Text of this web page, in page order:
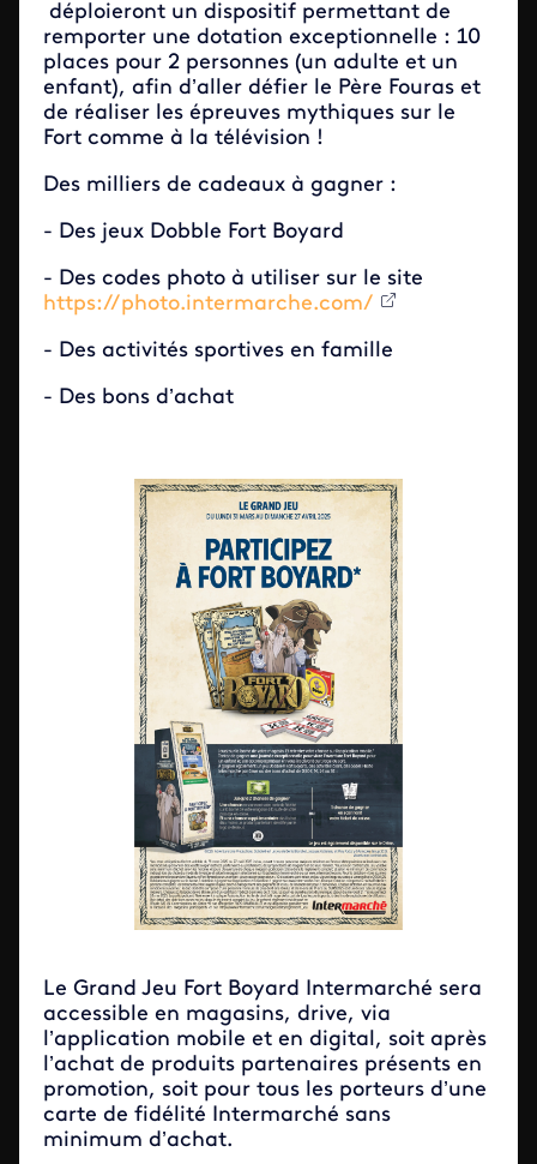
déploieront un dispositif permettant de
remporter une dotation exceptionnelle : 10
places pour 2 personnes (un adulte et un
enfant), afin d’aller défier le Père Fouras et
de réaliser les épreuves mythiques sur le
Fort comme à la télévision !
Des milliers de cadeaux à gagner :
- Des jeux Dobble Fort Boyard
- Des codes photo à utiliser sur le site
https://photo.intermarche.com/
- Des activités sportives en famille
- Des bons d’achat
Le Grand Jeu Fort Boyard Intermarché sera
accessible en magasins, drive, via
l’application mobile et en digital, soit après
l’achat de produits partenaires présents en
promotion, soit pour tous les porteurs d’une
carte de fidélité Intermarché sans
minimum d’achat.